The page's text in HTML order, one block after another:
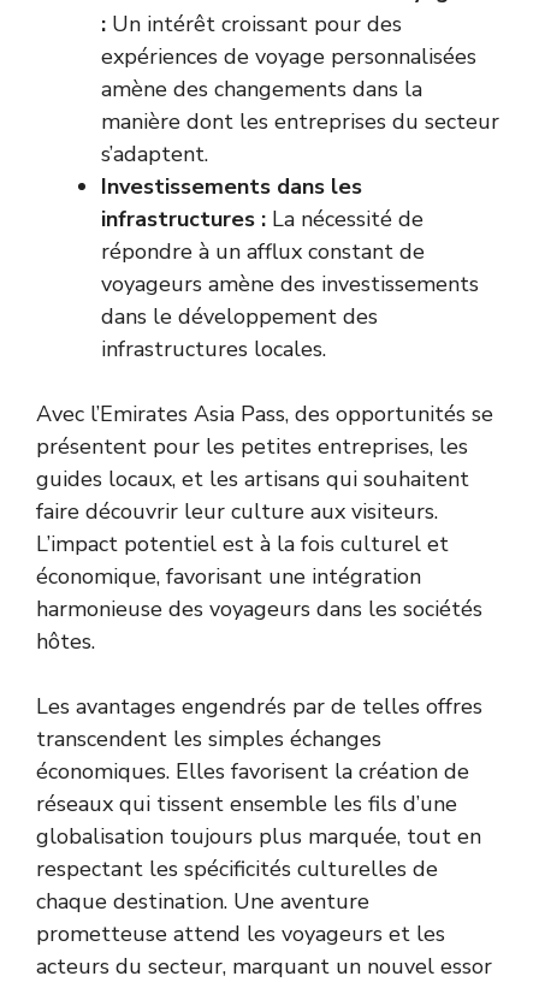
: Un intérêt croissant pour des
expériences de voyage personnalisées
amène des changements dans la
manière dont les entreprises du secteur
s’adaptent.
Investissements dans les
infrastructures : La nécessité de
répondre à un afflux constant de
voyageurs amène des investissements
dans le développement des
infrastructures locales.
Avec l’Emirates Asia Pass, des opportunités se
présentent pour les petites entreprises, les
guides locaux, et les artisans qui souhaitent
faire découvrir leur culture aux visiteurs.
L’impact potentiel est à la fois culturel et
économique, favorisant une intégration
harmonieuse des voyageurs dans les sociétés
hôtes.
Les avantages engendrés par de telles offres
transcendent les simples échanges
économiques. Elles favorisent la création de
réseaux qui tissent ensemble les fils d’une
globalisation toujours plus marquée, tout en
respectant les spécificités culturelles de
chaque destination. Une aventure
prometteuse attend les voyageurs et les
acteurs du secteur, marquant un nouvel essor